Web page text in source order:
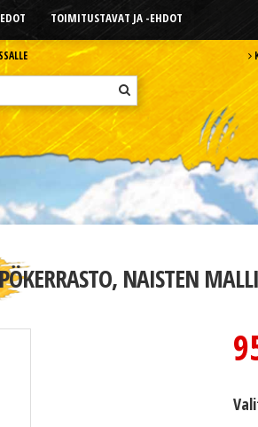
TOIMITUSTAVAT JA -EHDOT
NAISTEN MALLI